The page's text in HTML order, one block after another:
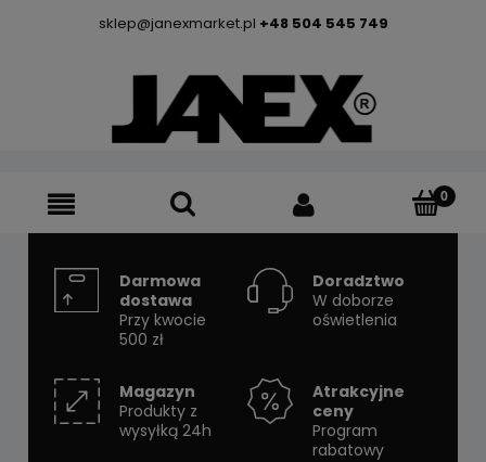
sklep@janexmarket.pl +48 504 545 749
Darmowa
dostawa
Przy kwocie
500 zł
Doradztwo
W doborze
oświetlenia
Magazyn
Produkty z
wysyłką 24h
Atrakcyjne
ceny
Program
rabatowy